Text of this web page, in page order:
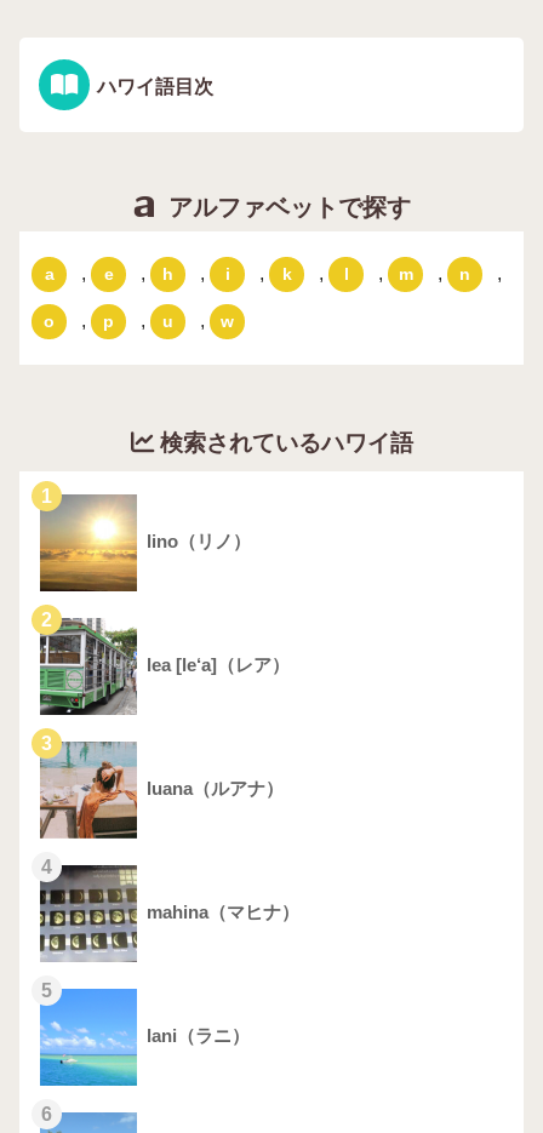
ハワイ語目次
アルファベットで探す
a , e , h , i , k , l , m , n ,
o , p , u , w
検索されているハワイ語
1
lino（リノ）
2
lea [le‘a]（レア）
3
luana（ルアナ）
4
mahina（マヒナ）
5
lani（ラニ）
6